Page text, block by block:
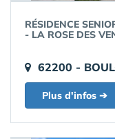
RÉSIDENCE
- LA ROSE DES
62200 -
Plus d'infos ➔